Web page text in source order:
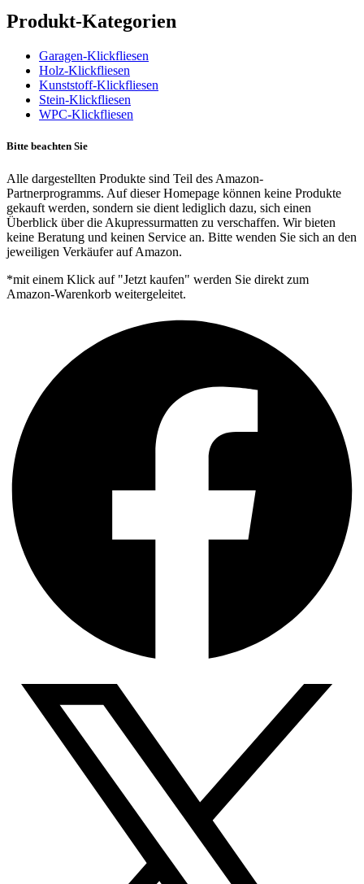
Produkt-Kategorien
Garagen-Klickfliesen
Holz-Klickfliesen
Kunststoff-Klickfliesen
Stein-Klickfliesen
WPC-Klickfliesen
Bitte beachten Sie
Alle dargestellten Produkte sind Teil des Amazon-
Partnerprogramms. Auf dieser Homepage können keine Produkte
gekauft werden, sondern sie dient lediglich dazu, sich einen
Überblick über die Akupressurmatten zu verschaffen. Wir bieten
keine Beratung und keinen Service an. Bitte wenden Sie sich an den
jeweiligen Verkäufer auf Amazon.
*mit einem Klick auf "Jetzt kaufen" werden Sie direkt zum
Amazon-Warenkorb weitergeleitet.